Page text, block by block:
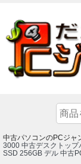
中古パソコンのPCジャ
3000 中古デスクトッ
SSD 256GB デル 中古